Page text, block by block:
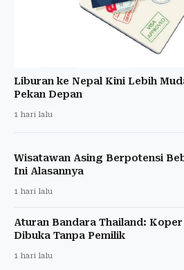
Liburan ke Nepal Kini Lebih
Pekan Depan
1 hari lalu
Wisatawan Asing Berpotensi
Ini Alasannya
1 hari lalu
Aturan Bandara Thailand:
Dibuka Tanpa Pemilik
1 hari lalu